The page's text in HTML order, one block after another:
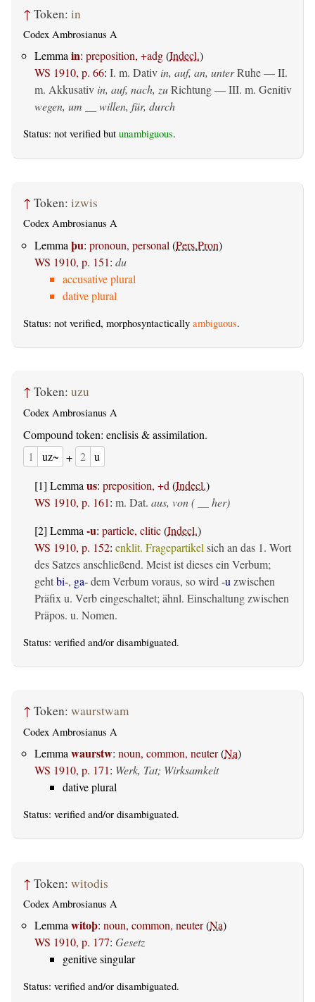
↑ Token: in
Codex Ambrosianus A
Lemmain: preposition, +adg(Indecl.)
WS 1910, p. 66: I. m. Dativ in, auf, an, unterRuhe — II.
m. Akkusativ in, auf, nach, zuRichtung — III. m. Genitiv
wegen, um __ willen, für, durch
Status: not verified but unambiguous.
↑ Token: izwis
Codex Ambrosianus A
Lemma þu: pronoun, personal (Pers.Pron)
WS 1910, p. 151: du
accusative plural
dative plural
Status: not verified, morphosyntactically ambiguous.
↑ Token: uzu
Codex Ambrosianus A
Compound token: enclisis & assimilation.
1
uz~ + 2 u
[1] Lemma us: preposition, +d (Indecl.)
WS 1910, p. 161: m. Dat. aus, von ( __ her)
[2] Lemma -u: particle, clitic(Indecl.)
WS 1910, p. 152: enklit. Fragepartikel sich an das 1. Wort
des Satzes anschließend. Meist ist dieses ein Verbum;
gehtbi-, ga-dem Verbum voraus, so wird -u zwischen
Präfix u. Verb eingeschaltet; ähnl. Einschaltung zwischen
Präpos. u. Nomen.
Status: verified and/or disambiguated.
↑ Token: waurstwam
Codex Ambrosianus A
Lemma waurstw: noun, common, neuter(Na)
WS 1910, p. 171: Werk, Tat; Wirksamkeit
dative plural
Status: verified and/or disambiguated.
↑ Token: witodis
Codex Ambrosianus A
Lemmawitoþ: noun, common, neuter(Na)
WS 1910, p. 177: Gesetz
genitive singular
Status: verified and/or disambiguated.